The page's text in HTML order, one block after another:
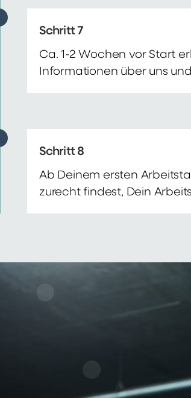
Schritt 7
Ca. 1-2 Wochen vor Start
Informationen über uns
Schritt 8
Ab Deinem ersten
zurecht findest, Dein